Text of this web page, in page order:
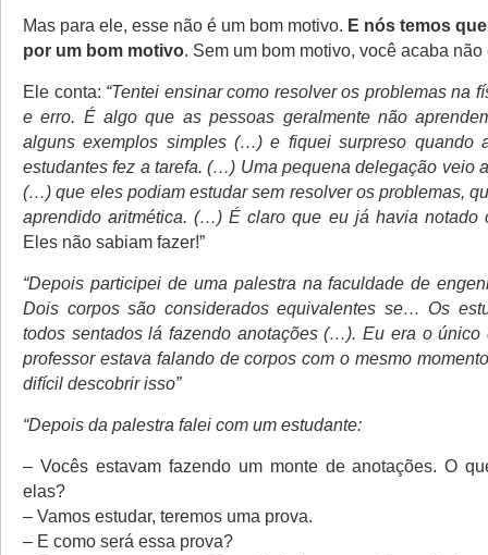
Mas para ele, esse não é um bom motivo. E nós temos
por um bom motivo. Sem um bom motivo, você acaba
Ele conta: “Tentei ensinar como resolver os problemas na
e erro. É algo que as pessoas geralmente não
alguns exemplos simples (…) e fiquei surpreso quando
estudantes fez a tarefa. (…) Uma pequena delegação veio
(…) que eles podiam estudar sem resolver os problemas,
aprendido aritmética. (…) É claro que eu já havia notado
Eles não sabiam fazer!”
“Depois participei de uma palestra na faculdade de
Dois corpos são considerados equivalentes se… Os
todos sentados lá fazendo anotações (…). Eu era o único
professor estava falando de corpos com o mesmo
difícil descobrir isso”
“Depois da palestra falei com um estudante:
– Vocês estavam fazendo um monte de anotações. O
elas?
– Vamos estudar, teremos uma prova.
– E como será essa prova?